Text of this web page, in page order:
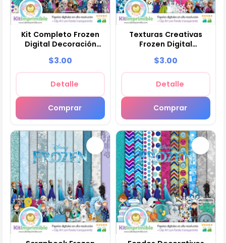
Kit Completo Frozen
Digital Decoración
$3.00
Detalle
Comprar
Texturas Creativas
Frozen Digital
$3.00
Detalle
Comprar